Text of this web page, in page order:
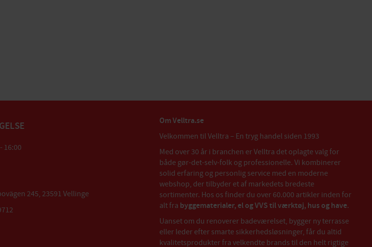
16:00
245, 23591 Vellinge
Om Velltra.se
Velkommen til Velltra – En tryg handel siden 1993
Med over 30 år i branchen er Velltra det oplagte valg for
både gør-det-selv-folk og professionelle. Vi kombinerer
solid erfaring og personlig service med en moderne
webshop, der tilbyder et af markedets bredeste
sortimenter. Hos os finder du over 60.000 artikler inden for
alt fra byggematerialer, el og VVS til værktøj, hus og have.
Uanset om du renoverer badeværelset, bygger ny terrasse
eller leder efter smarte sikkerhedsløsninger, får du altid
kvalitetsprodukter fra velkendte brands til den helt rigtige